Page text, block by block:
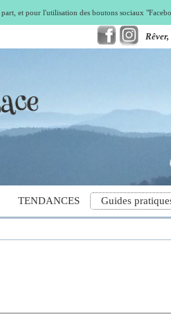
et pour l'utilisation des boutons sociaux
TENDANCES Guides